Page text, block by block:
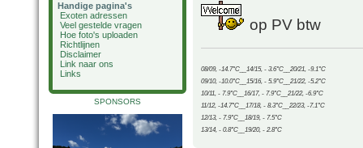
Handige pagina's
Exoten adressen
Veel gestelde vragen
Hoe foto's uploaden
Richtlijnen
Disclaimer
Link naar ons
Links
SPONSORS
op PV btw
08/09, -14.7°C__14/15, - 3.6°C__20/21, -9.1°C
09/10, -10.0°C__15/16, - 5.9°C__21/22, -5.2°C
10/11, - 7.9°C__16/17, - 7.9°C__21/22, -6.9°C
11/12, -14.7°C__17/18, - 8.3°C__22/23, -7.1°C
12/13, - 7.9°C__18/19, - 7.5°C
13/14, - 0.8°C__19/20, - 2.8°C